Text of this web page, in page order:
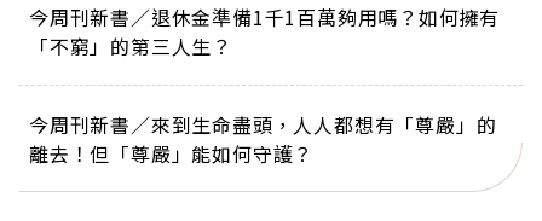
今周刊新書／退休金準備1千1百萬夠用嗎？如何擁有
「不窮」的第三人生？
今周刊新書／來到生命盡頭，人人都想有「尊嚴」的
離去！但「尊嚴」能如何守護？